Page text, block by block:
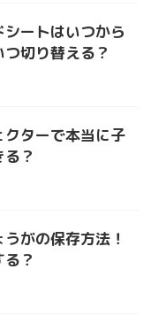
ートはいつから
切り替える？
ターで本当に子
？
うがの保存方法！
？